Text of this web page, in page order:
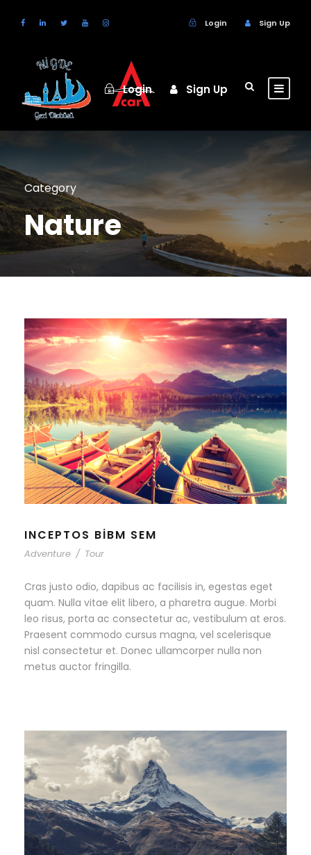
Login Sign Up
Login Sign Up
Category
Nature
INCEPTOS BIBM SEM
Adventure / Tour
Cras justo odio, dapibus ac facilisis in, egestas eget
quam. Nulla vitae elit libero, a pharetra augue. Morbi
leo risus, porta ac consectetur ac, vestibulum at eros.
Praesent commodo cursus magna, vel scelerisque
nisl consectetur et. Donec ullamcorper nulla non
metus auctor fringilla.